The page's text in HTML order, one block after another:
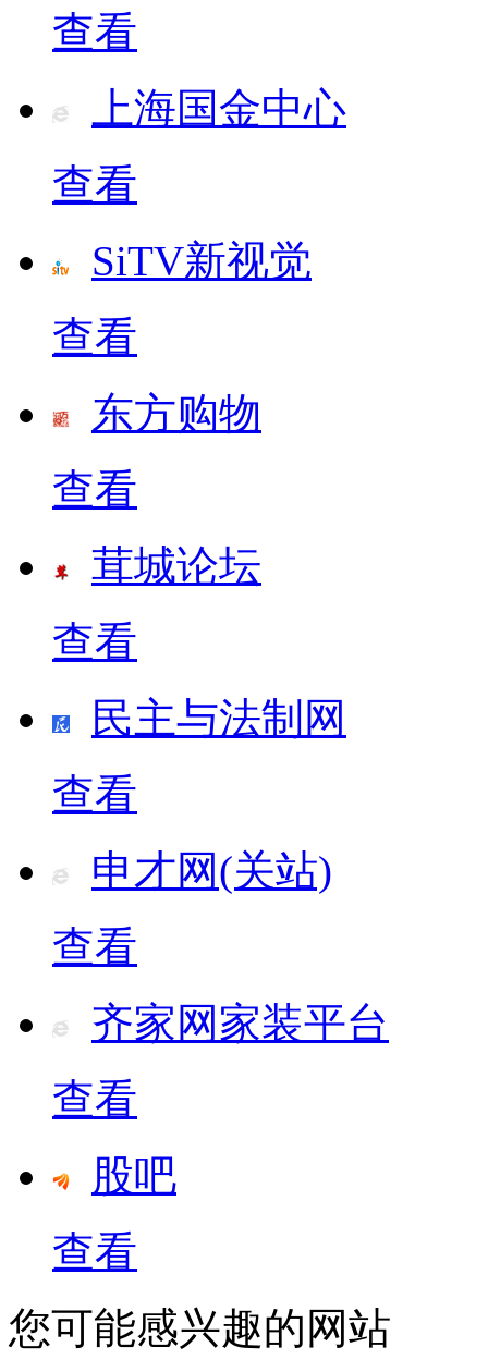
查看
上海国金中心
查看
SiTV新视觉
查看
东方购物
查看
茸城论坛
查看
民主与法制网
查看
申才网(关站)
查看
齐家网家装平台
查看
股吧
查看
您可能感兴趣的网站